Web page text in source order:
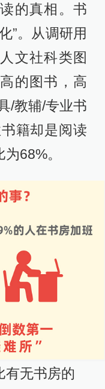
的真相。书
”。从调研用
文社科类图
的图书，高
/教辅/专业书
籍却是阅读
68%。
有无书房的